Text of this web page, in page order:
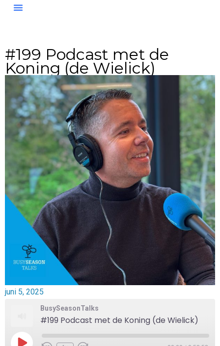
#199 Podcast met de
Koning (de Wielick)
juni 5, 2025
BusySeasonTalks
#199 Podcast met de Koning (de Wielick)